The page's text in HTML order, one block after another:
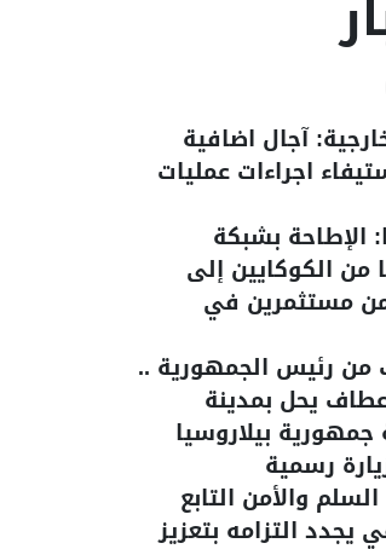
آجال اضافية
اجراءات عمليات
الإطاحة بشبكة
21 طنا من الكوكايين إلى
من مستثمرين في
من رئيس الجمهورية ..
عطاف يحل بمدينة
بيلاروسيا
رسمية
والأمن التابع
يجدد التزامه بتعزيز